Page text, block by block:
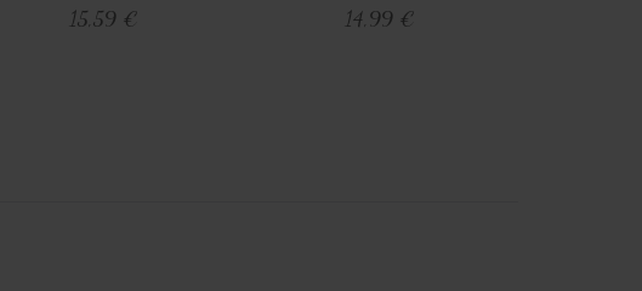
15,59 € 14,99 €